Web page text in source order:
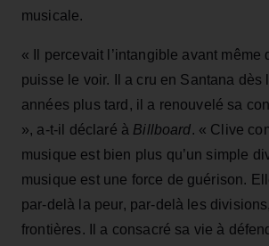
musicale.
« Il percevait l’intangible avant même
puisse le voir. Il a cru en Santana dès
années plus tard, il a renouvelé sa
», a‑t‑il déclaré à Billboard. « Clive
musique est bien plus qu’un simple
musique est une force de guérison.
par‑delà la peur, par‑delà les
frontières. Il a consacré sa vie à